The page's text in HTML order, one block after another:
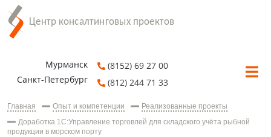
Мурманск
Санкт-Петербург
(8152) 69 27 00
(812) 244 71 33
Главная Опыт и компетенции
Реализованные проекты
Доработка 1С:Управление торговлей для складского учёта рыбной
продукции в морском порту